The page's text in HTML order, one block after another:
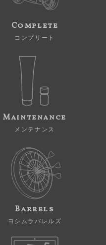
Complete
コンプリート
Maintenance
メンテナンス
Barrels
ヨシムラバレルズ